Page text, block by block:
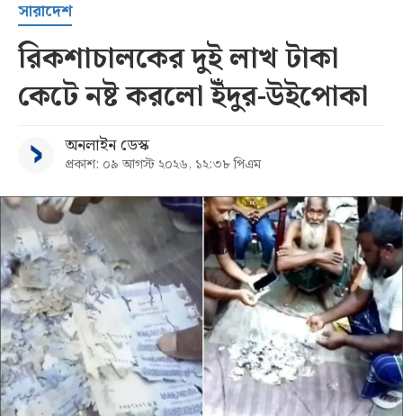
সারাদেশ
রিকশাচালকের দুই লাখ টাকা
কেটে নষ্ট করলো ইঁদুর-উইপোকা
অনলাইন ডেস্ক
প্রকাশ: ০৯ আগস্ট ২০২৬, ১২:৩৮ পিএম